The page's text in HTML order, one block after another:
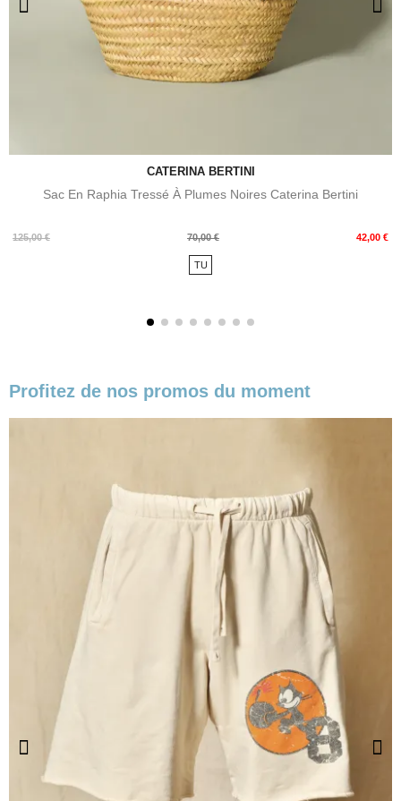
CATERINA BERTINI
Sac En Raphia Tressé À Plumes Noires Caterina Bertini
125,00 €
Prix
70,00 € 42,00 €
Prix
TU
Profitez de nos promos du moment